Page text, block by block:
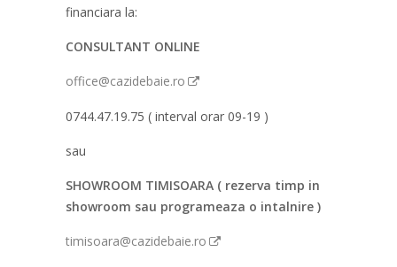
financiara la:
CONSULTANT ONLINE
office@cazidebaie.ro
0744.47.19.75 ( interval orar 09-19 )
sau
SHOWROOM TIMISOARA ( rezerva timp in
showroom sau programeaza o intalnire )
timisoara@cazidebaie.ro